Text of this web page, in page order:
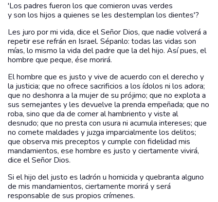
'Los padres fueron los que comieron uvas verdes
y son los hijos a quienes se les destemplan los dientes'?
Les juro por mi vida, dice el Señor Dios, que nadie volverá a
repetir ese refrán en Israel. Sépanlo: todas las vidas son
mías, lo mismo la vida del padre que la del hijo. Así pues, el
hombre que peque, ése morirá.
El hombre que es justo y vive de acuerdo con el derecho y
la justicia; que no ofrece sacrificios a los ídolos ni los adora;
que no deshonra a la mujer de su prójimo; que no explota a
sus semejantes y les devuelve la prenda empeñada; que no
roba, sino que da de comer al hambriento y viste al
desnudo; que no presta con usura ni acumula intereses; que
no comete maldades y juzga imparcialmente los delitos;
que observa mis preceptos y cumple con fidelidad mis
mandamientos, ese hombre es justo y ciertamente vivirá,
dice el Señor Dios.
Si el hijo del justo es ladrón u homicida y quebranta alguno
de mis mandamientos, ciertamente morirá y será
responsable de sus propios crímenes.